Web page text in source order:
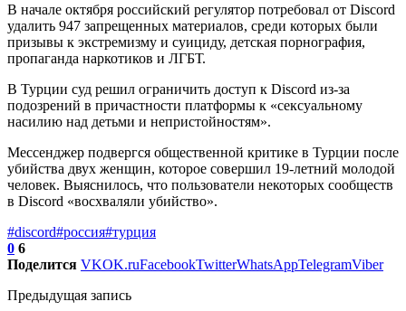
В начале октября российский регулятор потребовал от Discord
удалить 947 запрещенных материалов, среди которых были
призывы к экстремизму и суициду, детская порнография,
пропаганда наркотиков и ЛГБТ.
В Турции суд решил ограничить доступ к Discord из-за
подозрений в причастности платформы к «сексуальному
насилию над детьми и непристойностям».
Мессенджер подвергся общественной критике в Турции после
убийства двух женщин, которое совершил 19-летний молодой
человек. Выяснилось, что пользователи некоторых сообществ
в Discord «восхваляли убийство».
#discord#россия#турция
0 6
Поделится VKOK.ruFacebookTwitterWhatsAppTelegramViber
Предыдущая запись